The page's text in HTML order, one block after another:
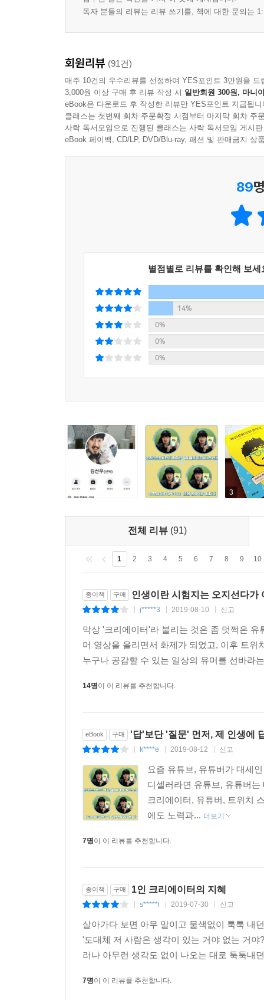
독자 분들의 리뷰는 리뷰 쓰기를, 책에 대한 문의는
회원리뷰 (91건)
매주 10건의 우수리뷰를 선정하여 YES포인트 3만원을 드
3,000원 이상 구매 후 리뷰 작성 시 일반회원 300원, 마니
eBook은 다운로드 후 작성한 리뷰만 YES포인트 지급됩니
클래스는 첫번째 회차 주문확정 시점부터 마지막 회차 주
사락 독서모임으로 진행된 클래스는 사락 독서모임 게시
eBook 페이백, CD/LP, DVD/Blu-ray, 패션 및 판매금지 상
89
별점별로 리뷰를 확인해 보세
14%
0%
0%
0%
3
전체 리뷰 (91)
1 2 3 4 5 6 7 8 9 10
종이책 구매 인생이란 시험지는 오지선다가
j*****3 2019-08-10 신고
막상 '크리에이터'라 불리는 것은 좀 멋쩍은
머 영상을 올리면서 화제가 되었고, 이후 트
누구나 공감할 수 있는 일상의 유머를 선바라
14명이 이 리뷰를 추천합니다.
eBook 구매 '답'보단 '질문' 먼저, 제 인생에
k****e 2019-08-12 신고
요즘 유튜브, 유튜버가 대세
디셀러라면 유튜브, 유튜버
크리에이터, 유튜버, 트위치
에도 노력과... 더보기
7명이 이 리뷰를 추천합니다.
종이책 구매 1인 크리에이터의 지혜
s*****l 2019-07-30 신고
살아가다 보면 아무 말이고 물색없이 툭툭 내
'도대체 저 사람은 생각이 있는 거야 없는 거
러나 아무런 생각도 없이 나오는 대로 툭툭내
7명이 이 리뷰를 추천합니다.